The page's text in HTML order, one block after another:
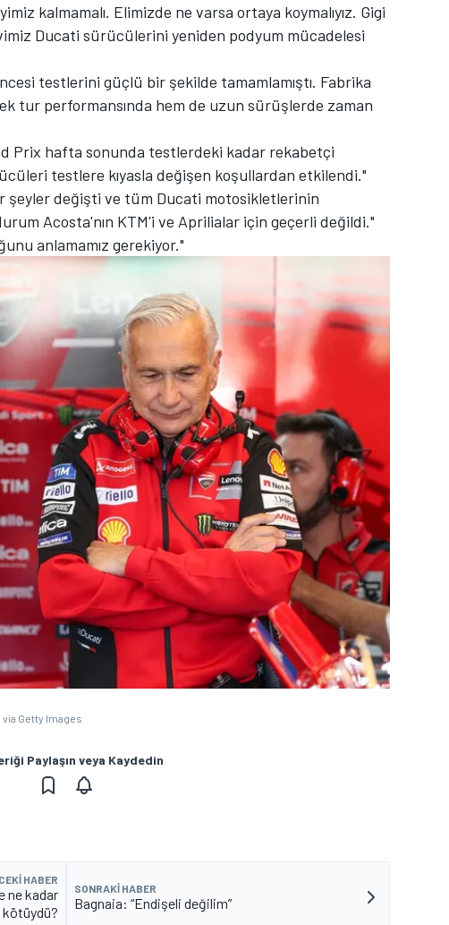
kalmamalı. Elimizde ne varsa ortaya koymalıyız. Gigi
Ducati sürücülerini yeniden podyum mücadelesi
testlerini güçlü bir şekilde tamamlamıştı. Fabrika
tur performansında hem de uzun sürüşlerde zaman
Prix hafta sonunda testlerdeki kadar rekabetçi
testlere kıyasla değişen koşullardan etkilendi."
şeyler değişti ve tüm Ducati motosikletlerinin
Acosta'nın KTM'i ve Aprilialar için geçerli değildi."
anlamamız gerekiyor."
Getty Images
Paylaşın veya Kaydedin
HABER
ne kadar
kötüydü?
SONRAKI HABER
Bagnaia: “Endişeli değilim”